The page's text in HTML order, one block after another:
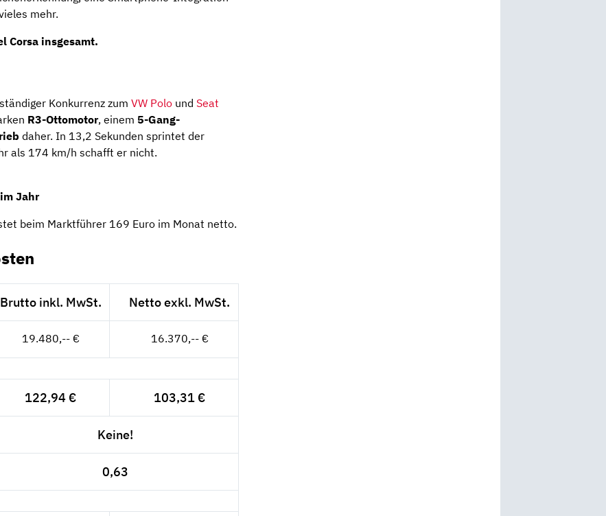
mehr.
Corsa insgesamt.
Konkurrenz zum VW Polo und Seat
R3-Ottomotor, einem 5-Gang-
daher. In 13,2 Sekunden sprintet der
als 174 km/h schafft er nicht.
Jahr
beim Marktführer 169 Euro im Monat netto.
Brutto inkl. MwSt. Netto exkl. MwSt.
19.480,-- € 16.370,-- €
122,94 € 103,31 €
Keine!
0,63